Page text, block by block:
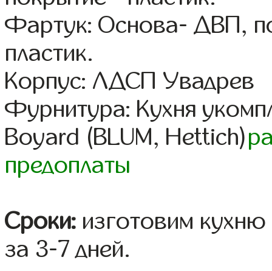
Фартук: Основа- ДВП,
пластик.
Корпус: ЛДСП Увадрев
Фурнитура: Кухня
Boyard (BLUM, Hettich)
предоплаты
Сроки: изготовим
за 3-7 дней.